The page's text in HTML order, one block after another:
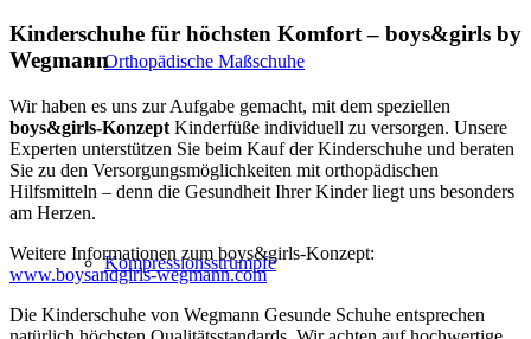
Orthopädische Maßschuhe
Kompressionsstrümpfe
Kinderschuhe für höchsten Komfort – boys&girls by
Wegmann
Wir haben es uns zur Aufgabe gemacht, mit dem speziellen
boys&girls-Konzept Kinderfüße individuell zu versorgen. Unsere
Experten unterstützen Sie beim Kauf der Kinderschuhe und beraten
Sie zu den Versorgungsmöglichkeiten mit orthopädischen
Hilfsmitteln – denn die Gesundheit Ihrer Kinder liegt uns besonders
am Herzen.
Weitere Informationen zum boys&girls-Konzept:
www.boysandgirls-wegmann.com
Die Kinderschuhe von Wegmann Gesunde Schuhe entsprechen